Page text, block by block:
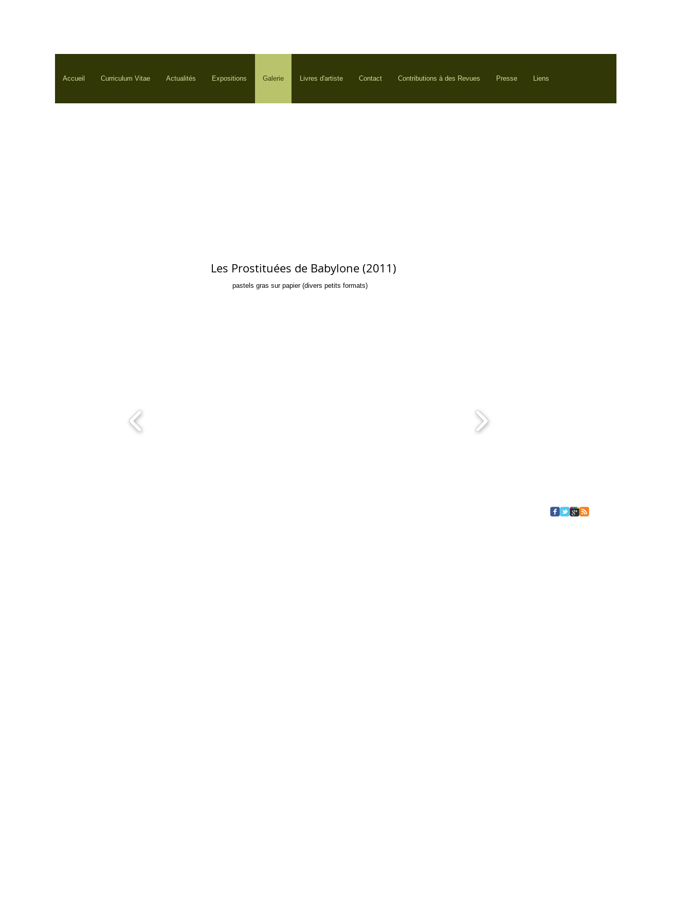
Accueil Curriculum Vitae Actualités Expositions Galerie Livres d'artiste Contact Contributions à des Revues Presse Liens
Les Prostituées de Babylone (2011)
pastels gras sur papier (divers petits formats)